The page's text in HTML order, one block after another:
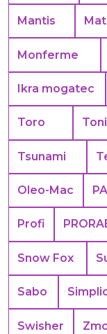
Mantis
Monferme
Ikra mogatec
Toro
Tsunami
Oleo-Mac
Profi
Snow Fox
Sabo
Swisher